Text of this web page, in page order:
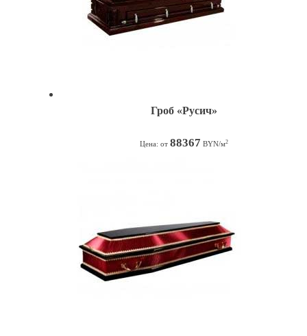
Гроб «Русич»
Цена: от 88367 BYN/м2